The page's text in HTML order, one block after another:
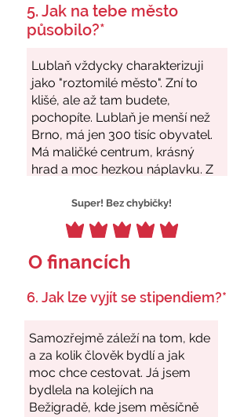
5. Jak na tebe město
působilo?*
Super! Bez chybičky!
O financích
6. Jak lze vyjít se stipendiem?*